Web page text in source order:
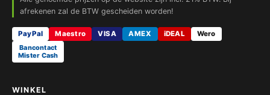
afrekenen zal de BTW gescheiden worden!
PayPal Maestro VISA AMEX iDEAL
Wero
Bancontact
Mister Cash
WINKEL